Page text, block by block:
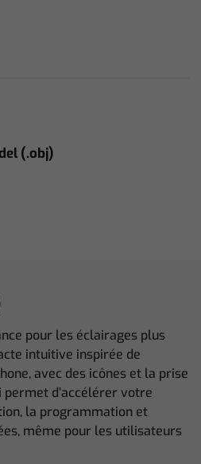
(.obj)
pour les éclairages plus
intuitive inspirée de
avec des icônes et la prise
permet d’accélérer votre
la programmation et
même pour les utilisateurs